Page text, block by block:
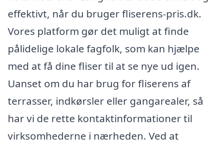
effektivt, når du bruger fliserens-pris.dk.
Vores platform gør det muligt at finde
pålidelige lokale fagfolk, som kan hjælpe
med at få dine fliser til at se nye ud igen.
Uanset om du har brug for fliserens af
terrasser, indkørsler eller gangarealer, så
har vi de rette kontaktinformationer til
virksomhederne i nærheden. Ved at